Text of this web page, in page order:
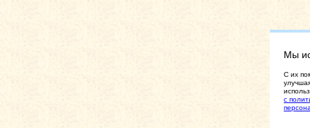
Мы
C их
с